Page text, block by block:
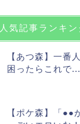
人気記事ランキン
【あつ森】一番
困ったらこれで...
【ポケ森】「●●